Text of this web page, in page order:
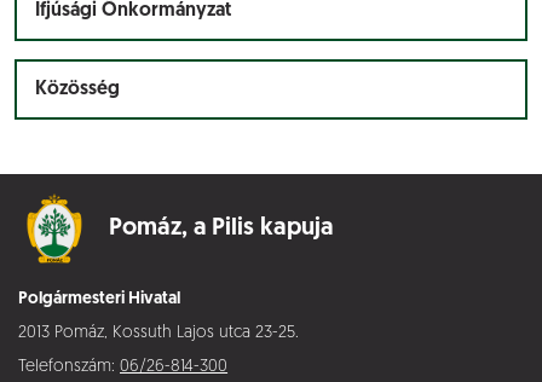
Ifjúsági Önkormányzat
Közösség
Pomáz, a Pilis kapuja
Polgármesteri Hivatal
2013 Pomáz, Kossuth Lajos utca 23-25.
Telefonszám: 06/26-814-300